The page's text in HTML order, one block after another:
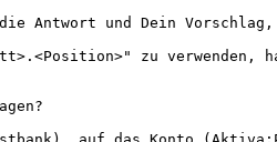
Antwort und Dein
zu